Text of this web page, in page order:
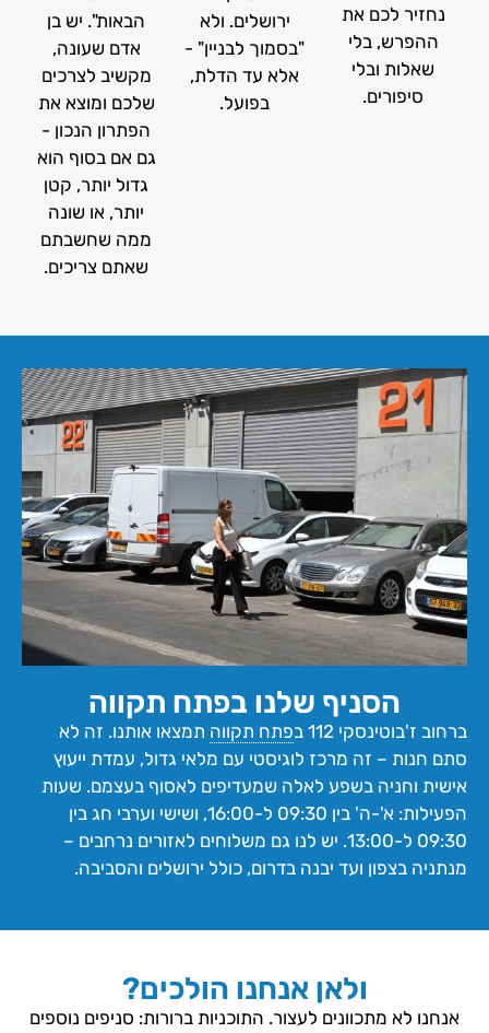
נחזיר לכם את
ההפרש, בלי
שאלות ובלי
סיפורים.
ירושלים. ולא
"בסמוך לבניין" -
אלא עד הדלת,
בפועל.
הבאות". יש בן
אדם שעונה,
מקשיב לצרכים
שלכם ומוצא את
הפתרון הנכון -
גם אם בסוף הוא
גדול יותר, קטן
יותר, או שונה
ממה שחשבתם
שאתם צריכים.
הסניף שלנו בפתח תקווה
ברחוב ז'בוטינסקי 112 ב פתח תקווה תמצאו אותנו. זה לא
סתם חנות – זה מרכז לוגיסטי עם מלאי גדול, עמדת ייעוץ
אישית וחניה בשפע לאלה שמעדיפים לאסוף בעצמם. שעות
הפעילות: א'-ה' בין 09:30 ל-16:00, ושישי וערבי חג בין
09:30 ל-13:00. יש לנו גם משלוחים לאזורים נרחבים –
מנתניה בצפון ועד יבנה בדרום, כולל ירושלים והסביבה.
ולאן אנחנו הולכים?
אנחנו לא מתכוונים לעצור. התוכניות ברורות: סניפים נוספים